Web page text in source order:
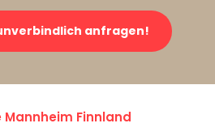
anfragen!
Finnland